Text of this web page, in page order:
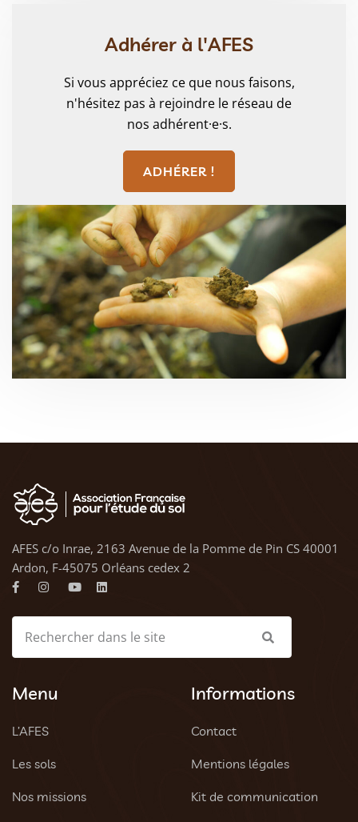
Adhérer à l'AFES
Si vous appréciez ce que nous faisons,
n'hésitez pas à rejoindre le réseau de
nos adhérent·e·s.
ADHÉRER !
AFES c/o Inrae, 2163 Avenue de la Pomme de Pin CS 40001
Ardon, F-45075 Orléans cedex 2
Menu
L’AFES
Les sols
Nos missions
Informations
Contact
Mentions légales
Kit de communication